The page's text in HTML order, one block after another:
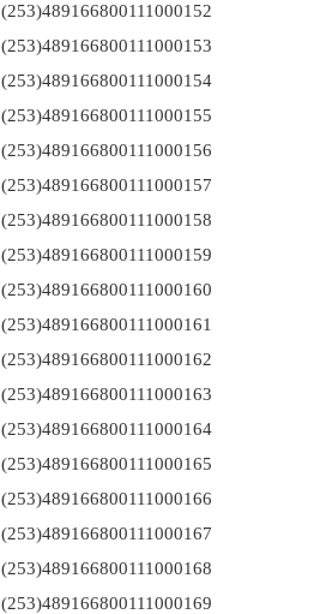
(253)489166800111000152
(253)489166800111000153
(253)489166800111000154
(253)489166800111000155
(253)489166800111000156
(253)489166800111000157
(253)489166800111000158
(253)489166800111000159
(253)489166800111000160
(253)489166800111000161
(253)489166800111000162
(253)489166800111000163
(253)489166800111000164
(253)489166800111000165
(253)489166800111000166
(253)489166800111000167
(253)489166800111000168
(253)489166800111000169